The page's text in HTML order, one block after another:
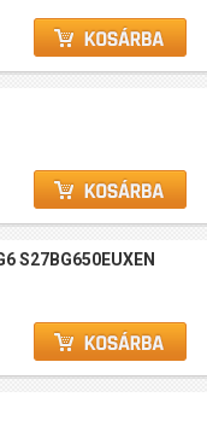
S27BG650EUXEN